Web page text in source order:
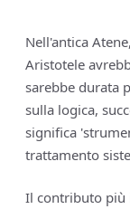
Nell'antica
Aristotele
sarebbe durata
sulla logica,
significa
trattamento
Il contributo più